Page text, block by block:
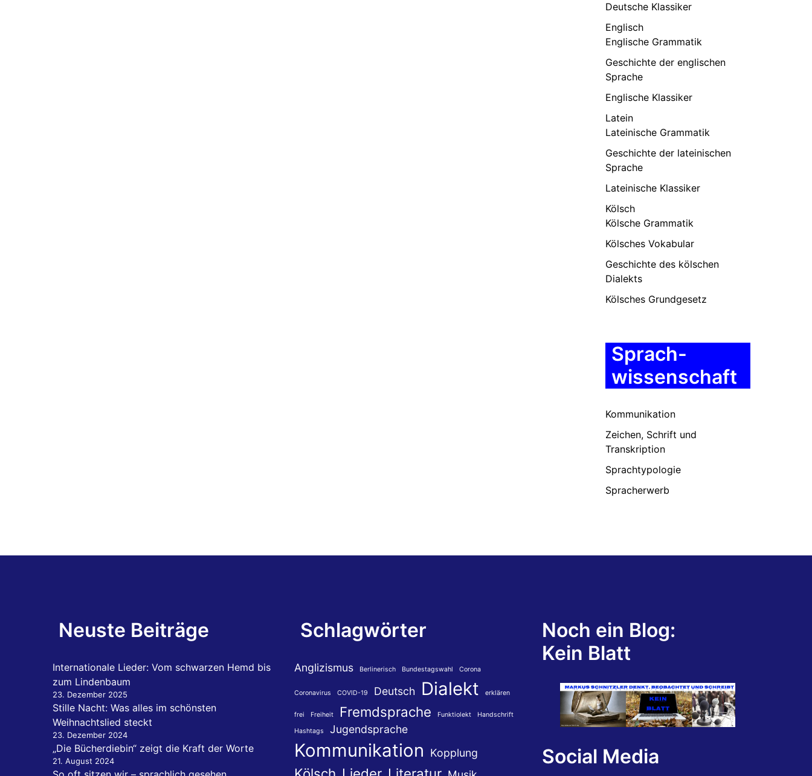
Deutsche Klassiker
Englisch
Englische Grammatik
Geschichte der englischen
Sprache
Englische Klassiker
Latein
Lateinische Grammatik
Geschichte der lateinischen
Sprache
Lateinische Klassiker
Kölsch
Kölsche Grammatik
Kölsches Vokabular
Geschichte des kölschen
Dialekts
Kölsches Grundgesetz
Sprach-
wissenschaft
Kommunikation
Zeichen, Schrift und
Transkription
Sprachtypologie
Spracherwerb
Neuste Beiträge
Internationale Lieder: Vom schwarzen Hemd bis
zum Lindenbaum
23. Dezember 2025
Stille Nacht: Was alles im schönsten
Weihnachtslied steckt
23. Dezember 2024
„Die Bücherdiebin“ zeigt die Kraft der Worte
21. August 2024
Schlagwörter
Anglizismus Berlinerisch Bundestagswahl Corona
Coronavirus COVID-19 Deutsch Dialekt erklären
frei Freiheit Fremdsprache Funktiolekt Handschrift
Hashtags Jugendsprache
Kommunikation Kopplung
Noch ein Blog:
Kein Blatt
Social Media